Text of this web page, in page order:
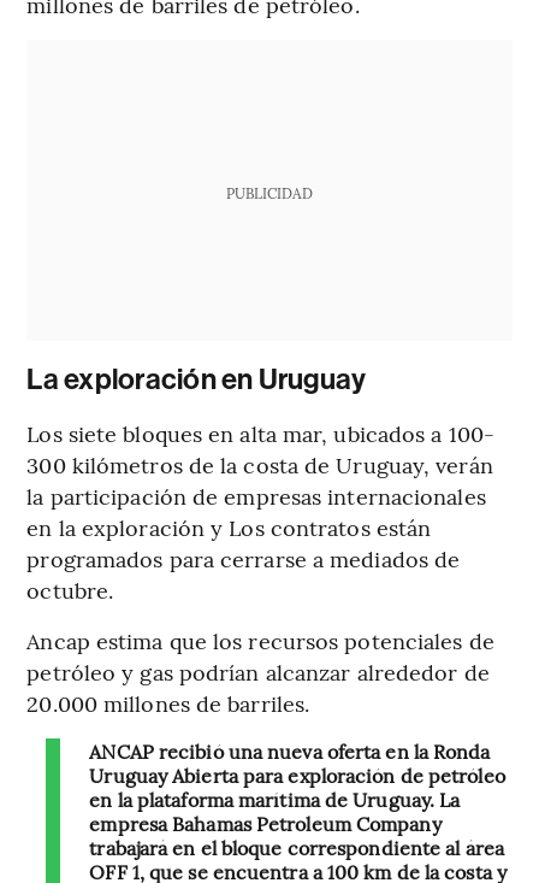
PUBLICIDAD
La exploración en Uruguay
Los siete bloques en alta mar, ubicados a 100-
300 kilómetros de la costa de Uruguay, verán
la participación de empresas internacionales
en la exploración y Los contratos están
programados para cerrarse a mediados de
octubre.
Ancap estima que los recursos potenciales de
petróleo y gas podrían alcanzar alrededor de
20.000 millones de barriles.
ANCAP recibió una nueva oferta en la Ronda
Uruguay Abierta para exploración de petróleo
en la plataforma marítima de Uruguay. La
empresa Bahamas Petroleum Company
trabajará en el bloque correspondiente al área
OFF 1, que se encuentra a 100 km de la costa y